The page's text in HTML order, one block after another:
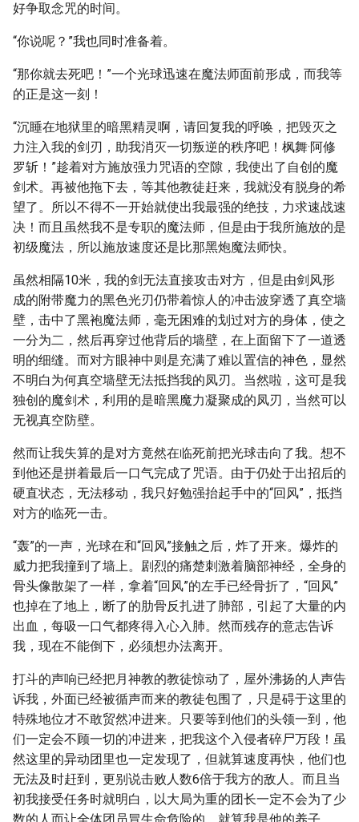
好争取念咒的时间。
“你说呢？”我也同时准备着。
“那你就去死吧！”一个光球迅速在魔法师面前形成，而我等
的正是这一刻！
“沉睡在地狱里的暗黑精灵啊，请回复我的呼唤，把毁灭之
力注入我的剑刃，助我消灭一切叛逆的秩序吧！枫舞·阿修
罗斩！”趁着对方施放强力咒语的空隙，我使出了自创的魔
剑术。再被他拖下去，等其他教徒赶来，我就没有脱身的希
望了。所以不得不一开始就使出我最强的绝技，力求速战速
决！而且虽然我不是专职的魔法师，但是由于我所施放的是
初级魔法，所以施放速度还是比那黑炮魔法师快。
虽然相隔10米，我的剑无法直接攻击对方，但是由剑风形
成的附带魔力的黑色光刃仍带着惊人的冲击波穿透了真空墙
壁，击中了黑袍魔法师，毫无困难的划过对方的身体，使之
一分为二，然后再穿过他背后的墙壁，在上面留下了一道透
明的细缝。而对方眼神中则是充满了难以置信的神色，显然
不明白为何真空墙壁无法抵挡我的凤刃。当然啦，这可是我
独创的魔剑术，利用的是暗黑魔力凝聚成的凤刃，当然可以
无视真空防壁。
然而让我失算的是对方竟然在临死前把光球击向了我。想不
到他还是拼着最后一口气完成了咒语。由于仍处于出招后的
硬直状态，无法移动，我只好勉强抬起手中的“回风”，抵挡
对方的临死一击。
“轰”的一声，光球在和“回风”接触之后，炸了开来。爆炸的
威力把我撞到了墙上。剧烈的痛楚刺激着脑部神经，全身的
骨头像散架了一样，拿着“回风”的左手已经骨折了，“回风”
也掉在了地上，断了的肋骨反扎进了肺部，引起了大量的内
出血，每吸一口气都疼得入心入肺。然而残存的意志告诉
我，现在不能倒下，必须想办法离开。
打斗的声响已经把月神教的教徒惊动了，屋外沸扬的人声告
诉我，外面已经被循声而来的教徒包围了，只是碍于这里的
特殊地位才不敢贸然冲进来。只要等到他们的头领一到，他
们一定会不顾一切的冲进来，把我这个入侵者碎尸万段！虽
然这里的异动团里也一定发现了，但就算速度再快，他们也
无法及时赶到，更别说击败人数6倍于我方的敌人。而且当
初我接受任务时就明白，以大局为重的团长一定不会为了少